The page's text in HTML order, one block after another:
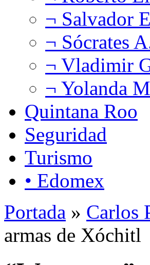
¬ Salvador
¬ Sócrates
¬ Vladimir
¬ Yolanda
Quintana Roo
Seguridad
Turismo
• Edomex
Portada » Carlos
armas de Xóchitl